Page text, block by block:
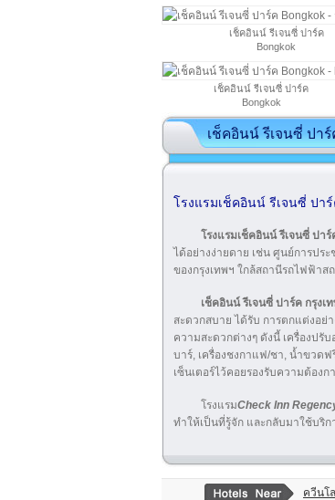
เช็คอินน์ รีเจนซี่ ปาร์ค
Bongkok
เช็คอินน์ รีเจนซี่ ปาร์ค
Bongkok
เช็คอินน์ รีเจนซี่ ปาร์
โรงแรมเช็คอินน์ รีเจนซี่ ปา
โรงแรมเช็คอินน์ รีเจนซี่ ปาร์
ได้อย่างง่ายดาย เช่น ศูนย์การปร
ของกรุงเทพฯ ใกล้สถานีรถไฟฟ้า
เช็คอินน์ รีเจนซี่ ปาร์ค กรุงเ
สะดวกสบาย ได้รับ การตกแต่งอย่
ความสะดวกต่างๆ ดังนี้ เครื่องปรั
บาร์, เครื่องชงกาแฟ/ชา, น้ำขวดฟ
เซ็นเตอร์ไว้คอยรองรับความต้อง
โรงแรมCheck Inn
ทำให้เป็นที่รู้จัก และกลับมาใช้บริก
ควีนโ